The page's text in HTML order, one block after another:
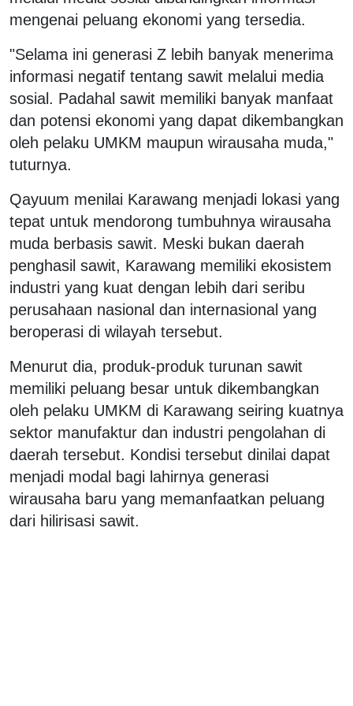
mengenai peluang ekonomi yang tersedia.
"Selama ini generasi Z lebih banyak menerima
informasi negatif tentang sawit melalui media
sosial. Padahal sawit memiliki banyak manfaat
dan potensi ekonomi yang dapat dikembangkan
oleh pelaku UMKM maupun wirausaha muda,"
tuturnya.
Qayuum menilai Karawang menjadi lokasi yang
tepat untuk mendorong tumbuhnya wirausaha
muda berbasis sawit. Meski bukan daerah
penghasil sawit, Karawang memiliki ekosistem
industri yang kuat dengan lebih dari seribu
perusahaan nasional dan internasional yang
beroperasi di wilayah tersebut.
Menurut dia, produk-produk turunan sawit
memiliki peluang besar untuk dikembangkan
oleh pelaku UMKM di Karawang seiring kuatnya
sektor manufaktur dan industri pengolahan di
daerah tersebut. Kondisi tersebut dinilai dapat
menjadi modal bagi lahirnya generasi
wirausaha baru yang memanfaatkan peluang
dari hilirisasi sawit.